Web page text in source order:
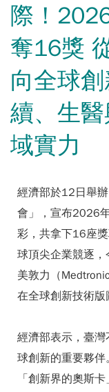
際！
奪16獎
向全球
續、生
域實力
經濟部於12日舉
會」，宣布2026
彩，共拿下16座
球頂尖企業競逐，
美敦力（
在全球創新技術版
經濟部表示，臺
球創新的重要夥伴
「創新界的奧斯